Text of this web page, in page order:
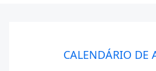
CALENDÁRIO DE